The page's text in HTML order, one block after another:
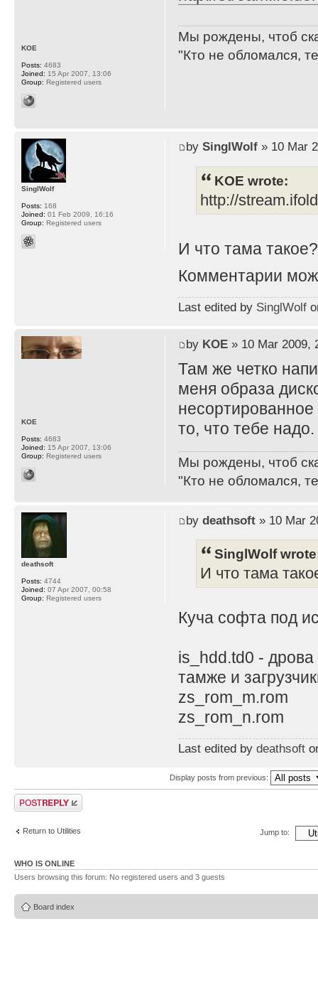
Мы рождены, чтоб
"Кто не обломался,
KOE
Posts: 4683
Joined: 15 Apr 2007, 13:06
Group: Registered users
by SinglWolf» 10 Mar
KOE wrote:
http://
И что тама
Комментарии
Last edited by SinglWolf
SinglWolf
Posts: 168
Joined: 01 Feb 2009, 16:16
Group: Registered users
by KOE» 10 Mar 2009,
Там же четко
меня образа
то, что тебе надо.
Мы рождены, чтоб
"Кто не обломался,
KOE
Posts: 4683
Joined: 15 Apr 2007, 13:06
Group: Registered users
by deathsoft» 10 Mar
SinglWolf
И что тама
Куча софта под
is_hdd.td0 -
тамже и
zs_rom_m.rom
zs_rom_n.rom
Last edited by deathsoft
deathsoft
Posts: 4744
Joined: 07 Apr 2007, 00:58
Group: Registered users
Display posts from previous:
Post a reply
Return to Utilities Jump to:
WHO IS ONLINE
Users browsing this forum: No registered users and 3 guests
Board index